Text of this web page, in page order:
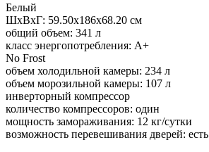
Белый
ШхВхГ: 59.50х186х68.20 см
общий объем: 341 л
класс энергопотребления: A+
No Frost
объем холодильной камеры: 234 л
объем морозильной камеры: 107 л
инверторный компрессор
количество компрессоров: один
мощность замораживания: 12 кг/сутки
возможность перевешивания дверей: есть